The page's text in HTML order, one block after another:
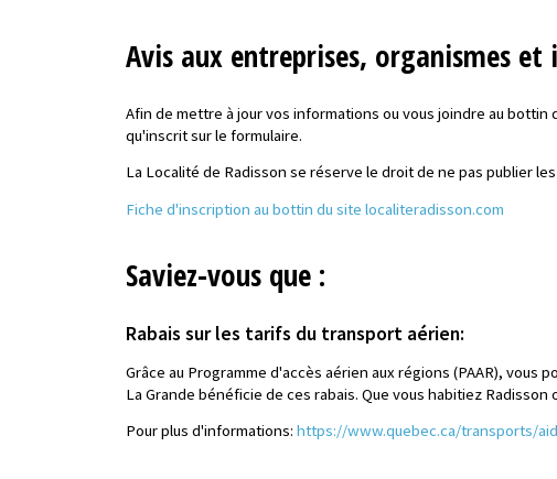
Avis aux entreprises, organismes
Afin de mettre à jour vos informations ou vous joindre au
qu'inscrit sur le formulaire.
La Localité de Radisson se réserve le droit de ne pas publier
Fiche d'inscription au bottin du site localiteradisson.com
Saviez-vous que :
Rabais sur les tarifs du transport aérien:
Grâce au Programme d'accès aérien aux régions (PAAR),
La Grande bénéficie de ces rabais. Que vous habitiez
Pour plus d'informations:https://www.quebec.ca/transports/